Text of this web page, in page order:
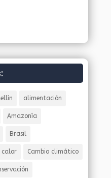
alimentación
Amazonía
Brasil
calor Cambio climático